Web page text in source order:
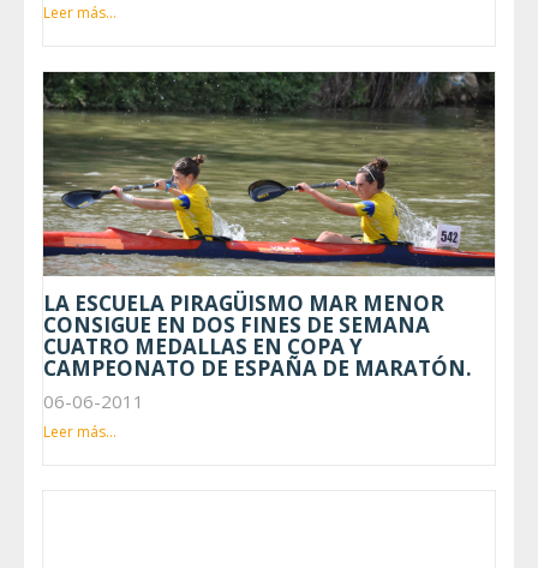
Leer más...
LA ESCUELA PIRAGÜISMO MAR MENOR
CONSIGUE EN DOS FINES DE SEMANA
CUATRO MEDALLAS EN COPA Y
CAMPEONATO DE ESPAÑA DE MARATÓN.
06-06-2011
Leer más...